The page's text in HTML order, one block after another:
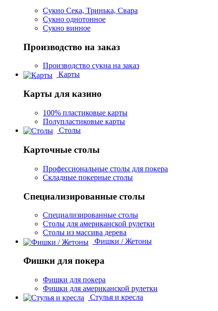
Сукно Сека, Тринька, Свара
Сукно однотонное
Сукно винное
Производство на заказ
Производство сукна на заказ
Карты
Карты для казино
100% пластиковые карты
Полупластиковые карты
Столы
Карточные столы
Профессиональные столы для покера
Складные покерные столы
Специализированные столы
Специализированные столы
Столы для американской рулетки
Столы из массива дерева
Фишки / Жетоны
Фишки для покера
Фишки для покера
Фишки для американской рулетки
Стулья и кресла